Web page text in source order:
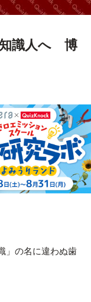
知識人へ 博
」の名に違わぬ歯